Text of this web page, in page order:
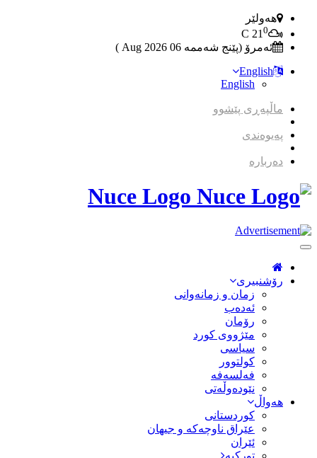
هەولێر
21 0
ئەمرۆ (پێنج شەممە 06 2026 Aug )
English
English
ماڵپەڕی پێشوو
پەیوەندی
دەربارە
Nuce Logo
Toggle
Navigation
رۆشنبیری
زمان و زمانه‌وانی
ئەدەب
رۆمان
مێژووى کورد
سیاسى
کولتوور
فەلسەفە
نێودەوڵەتی
هەواڵ
کوردستانی
عێراق ناوچەکە و جیهان
ئێران